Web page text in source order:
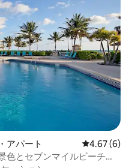
アパート レビュー6
4.67 (6)
色とセブンマイルビーチ近